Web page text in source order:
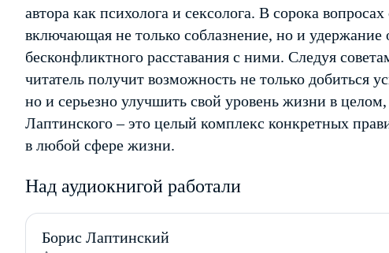
автора как психолога и сексолога. В сорока
включающая не только соблазнение, но и
бесконфликтного расставания с ними. Следуя
читатель получит возможность не только добиться
но и серьезно улучшить свой уровень жизни в
Лаптинского – это целый комплекс конкретных
в любой сфере жизни.
Над аудиокнигой работали
Борис Лаптинский